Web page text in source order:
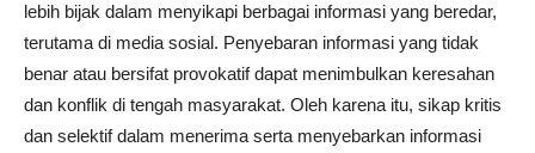
lebih bijak dalam menyikapi berbagai informasi yang beredar,
terutama di media sosial. Penyebaran informasi yang tidak
benar atau bersifat provokatif dapat menimbulkan keresahan
dan konflik di tengah masyarakat. Oleh karena itu, sikap kritis
dan selektif dalam menerima serta menyebarkan informasi